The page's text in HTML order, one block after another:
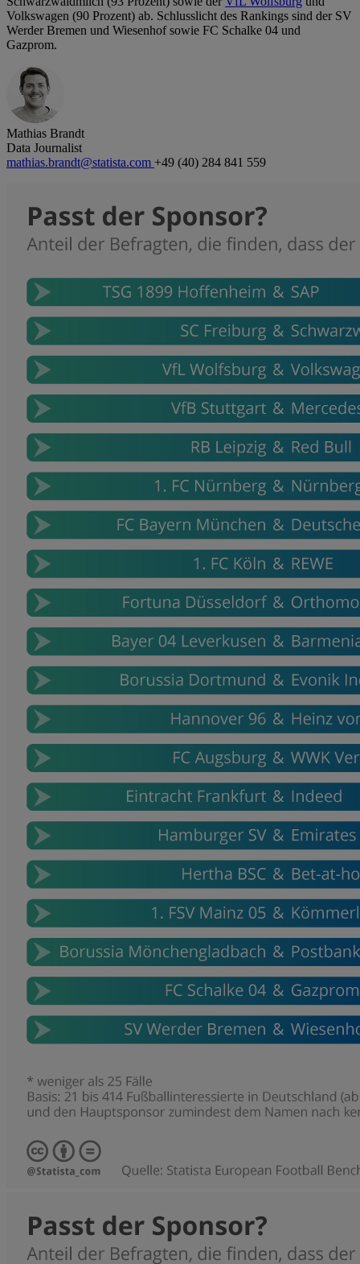
Volkswagen (90 Prozent) ab. Schlusslicht des Rankings sind der SV
Werder Bremen und Wiesenhof sowie FC Schalke 04 und
Gazprom.
Mathias Brandt
Data Journalist
mathias.brandt@statista.com +49 (40) 284 841 559